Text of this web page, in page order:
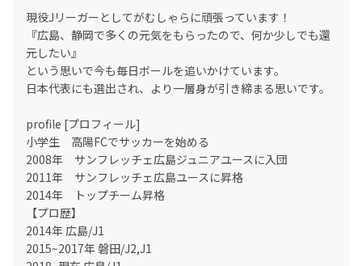
現役Jリーガーとしてがむしゃらに頑張っています！
『広島、静岡で多くの元気をもらったので、何か少しでも還
元したい』
という思いで今も毎日ボールを追いかけています。
日本代表にも選出され、より一層身が引き締まる思いです。
profile [プロフィール]
小学生 高陽FCでサッカーを始める
2008年 サンフレッチェ広島ジュニアユースに入団
2011年 サンフレッチェ広島ユースに昇格
2014年 トップチーム昇格
【プロ歴】
2014年 広島/J1
2015~2017年 磐田/J2,J1